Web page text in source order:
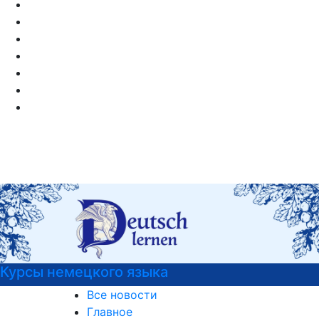
РГГУ — территория вежливости
Все новости
Главное